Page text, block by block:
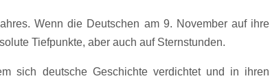
Wenn die Deutschen am 9. November auf ihre
Tiefpunkte, aber auch auf Sternstunden.
sich deutsche Geschichte verdichtet und in ihren